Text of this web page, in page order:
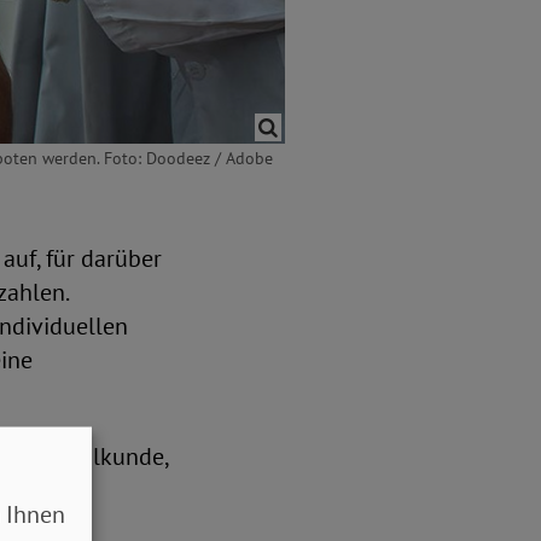
werden. Foto: Doodeez / Adobe
für darüber